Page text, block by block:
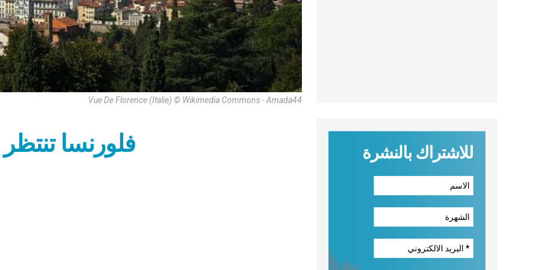
Vue De Florence (Italie) © Wikimedia Commons - Amada44
فلورنسا تنتظر البابا للاشتراك بالنشرة